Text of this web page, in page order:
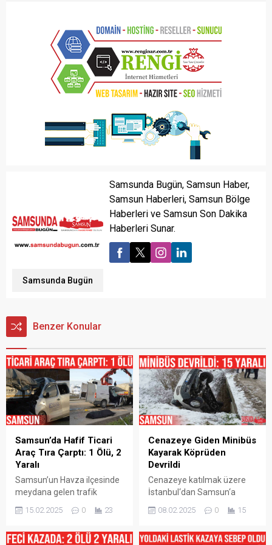
Samsunda Bugün
Samsunda Bugün, Samsun Haber,
Samsun Haberleri, Samsun Bölge
Haberleri ve Samsun Son Dakika
Haberleri Sunar.
Benzer Konular
Samsun’da Hafif Ticari
Araç Tıra Çarptı: 1 Ölü, 2
Yaralı
Samsun’un Havza ilçesinde
meydana gelen trafik
tıra arkadan çarptı, kazada 1
yaralandı. Kaza, sabah
15.02.2025 0 23
Cenazeye Giden Minibüs
Kayarak Köprüden
Devrildi
Cenazeye katılmak üzere
İstanbul‘dan Samsun‘a
Çamyatağı Mahallesi‘nde
körüden devrildi. Kazada 15
08.02.2025 0 15